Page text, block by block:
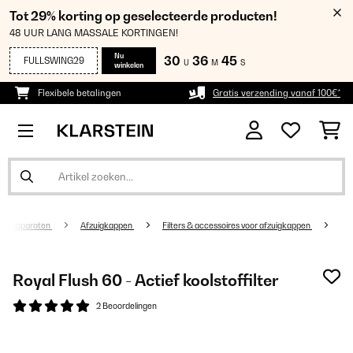
Tot 29% korting op geselecteerde producten!
48 UUR LANG MASSALE KORTINGEN!
FULLSWING29
Nu
winkelen
30 U 36 M 45 S
Flexibele betalingen Gratis verzending vanaf 100€*
Apparaten Afzuigkappen Filters & accessoires voor afzuigkappen
Royal Flush 60 - Actief koolstoffilter
2 Beoordelingen